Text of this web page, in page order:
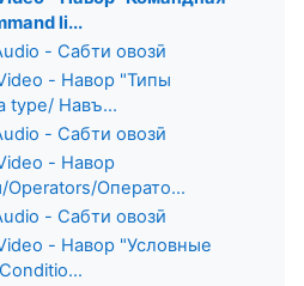
li...
- Сабти овозӣ
- Навор "Типы
type/ Навъ...
- Сабти овозӣ
- Навор
Операто...
- Сабти овозӣ
- Навор "Условные